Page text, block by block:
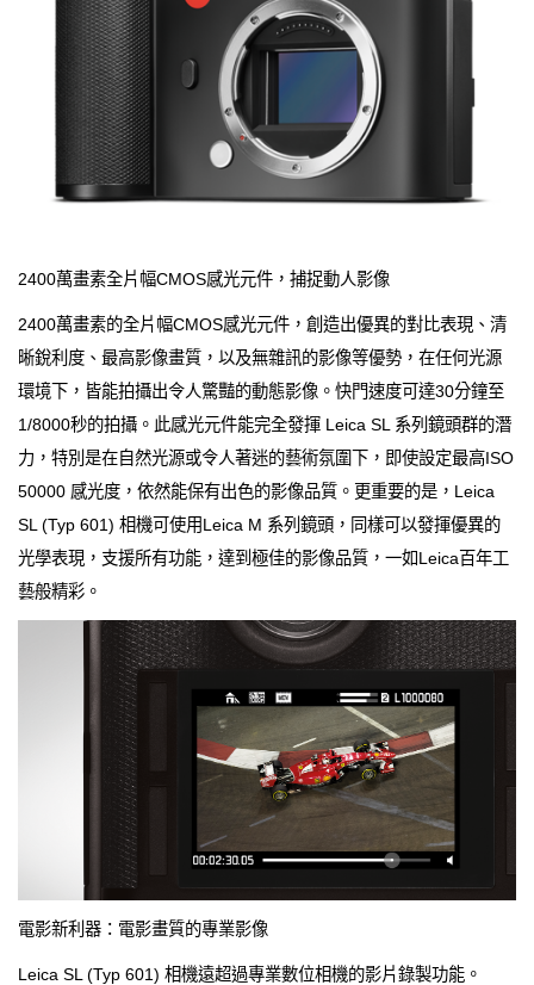
2400萬畫素全片幅CMOS感光元件，捕捉動人影像
2400萬畫素的全片幅CMOS感光元件，創造出優異的對比表現、清
晰銳利度、最高影像畫質，以及無雜訊的影像等優勢，在任何光源
環境下，皆能拍攝出令人驚豔的動態影像。快門速度可達30分鐘至
1/8000秒的拍攝。此感光元件能完全發揮 Leica SL 系列鏡頭群的潛
力，特別是在自然光源或令人著迷的藝術氛圍下，即使設定最高ISO
50000 感光度，依然能保有出色的影像品質。更重要的是，Leica
SL (Typ 601) 相機可使用Leica M 系列鏡頭，同樣可以發揮優異的
光學表現，支援所有功能，達到極佳的影像品質，一如Leica百年工
藝般精彩。
電影新利器：電影畫質的專業影像
Leica SL (Typ 601) 相機遠超過專業數位相機的影片錄製功能。